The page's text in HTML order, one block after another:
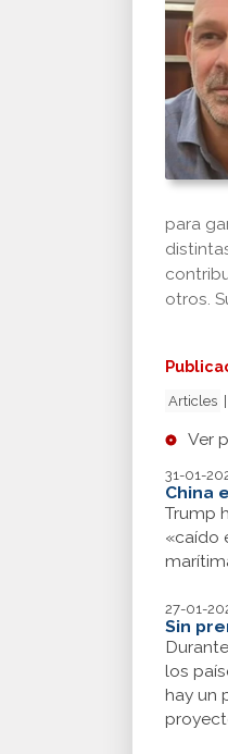
para
otros.
Articles
Ver
31-01-
China
Trump
«caído
27-01-
Sin
los
hay un